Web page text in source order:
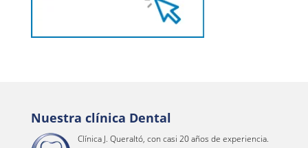
Nuestra clínica Dental
Clínica J. Queraltó, con casi 20 años de experiencia.